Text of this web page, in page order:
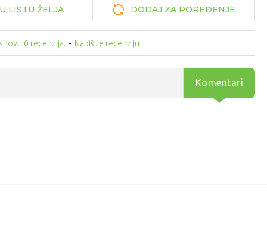
0 recenzija. - Napišite recenziju
LISTU ŽELJA DODAJ ZA POREĐENJE
Komentari